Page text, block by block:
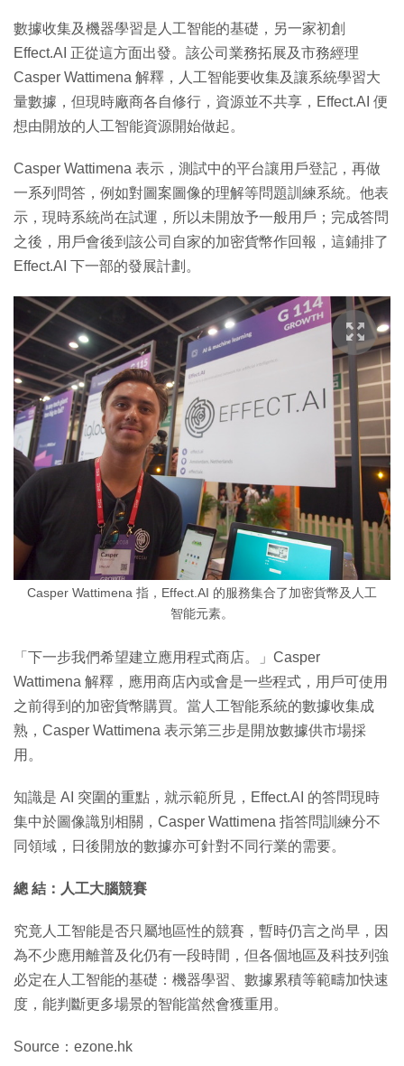
數據收集及機器學習是人工智能的基礎，另一家初創
Effect.AI 正從這方面出發。該公司業務拓展及市務經理
Casper Wattimena 解釋，人工智能要收集及讓系統學習大
量數據，但現時廠商各自修行，資源並不共享，Effect.AI 便
想由開放的人工智能資源開始做起。
Casper Wattimena 表示，測試中的平台讓用戶登記，再做
一系列問答，例如對圖案圖像的理解等問題訓練系統。他表
示，現時系統尚在試運，所以未開放予一般用戶；完成答問
之後，用戶會後到該公司自家的加密貨幣作回報，這鋪排了
Effect.AI 下一部的發展計劃。
Casper Wattimena 指，Effect.AI 的服務集合了加密貨幣及人工
智能元素。
「下一步我們希望建立應用程式商店。」Casper
Wattimena 解釋，應用商店內或會是一些程式，用戶可使用
之前得到的加密貨幣購買。當人工智能系統的數據收集成
熟，Casper Wattimena 表示第三步是開放數據供市場採
用。
知識是 AI 突圍的重點，就示範所見，Effect.AI 的答問現時
集中於圖像識別相關，Casper Wattimena 指答問訓練分不
同領域，日後開放的數據亦可針對不同行業的需要。
總 結：人工大腦競賽
究竟人工智能是否只屬地區性的競賽，暫時仍言之尚早，因
為不少應用離普及化仍有一段時間，但各個地區及科技列強
必定在人工智能的基礎：機器學習、數據累積等範疇加快速
度，能判斷更多場景的智能當然會獲重用。
Source：ezone.hk